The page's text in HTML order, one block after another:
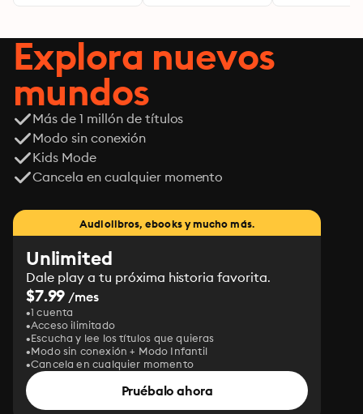
Explora nuevos
mundos
Más de 1 millón de títulos
Modo sin conexión
Kids Mode
Cancela en cualquier momento
Audiolibros, ebooks y mucho más.
Unlimited
Dale play a tu próxima historia favorita.
$7.99 /mes
1 cuenta
Acceso ilimitado
Escucha y lee los títulos que quieras
Modo sin conexión + Modo Infantil
Cancela en cualquier momento
Pruébalo ahora